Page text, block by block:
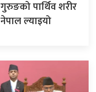
गुरुङको पार्थिव शरीर
नेपाल ल्याइयो